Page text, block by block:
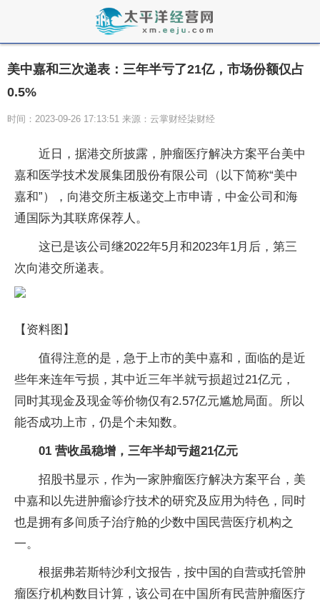
美中嘉和三次递表：三年半亏了21亿，市场份额仅占
0.5%
时间：2023-09-26 17:13:51 来源：云掌财经柒财经
近日，据港交所披露，肿瘤医疗解决方案平台美中
嘉和医学技术发展集团股份有限公司（以下简称“美中
嘉和”），向港交所主板递交上市申请，中金公司和海
通国际为其联席保荐人。
这已是该公司继2022年5月和2023年1月后，第三
次向港交所递表。
【资料图】
值得注意的是，急于上市的美中嘉和，面临的是近
些年来连年亏损，其中近三年半就亏损超过21亿元，
同时其现金及现金等价物仅有2.57亿元尴尬局面。所以
能否成功上市，仍是个未知数。
01 营收虽稳增，三年半却亏超21亿元
招股书显示，作为一家肿瘤医疗解决方案平台，美
中嘉和以先进肿瘤诊疗技术的研究及应用为特色，同时
也是拥有多间质子治疗舱的少数中国民营医疗机构之
一。
根据弗若斯特沙利文报告，按中国的自营或托管肿
瘤医疗机构数目计算，该公司在中国所有民营肿瘤医疗